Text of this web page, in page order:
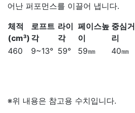
어난 퍼포먼스를 이끌어 냅니다.
체적
(cm³)
로프트
각
라이
각
페이스높
이
중심거
리
460
9~13° 59° 59㎜ 40㎜
※위 내용은 참고용 수치입니다.